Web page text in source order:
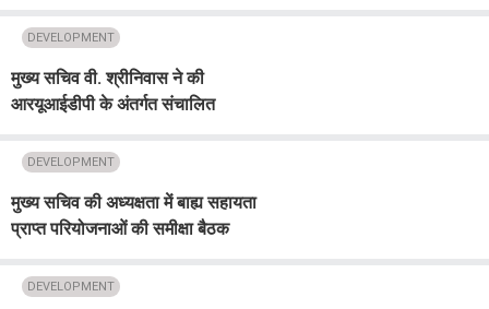
DEVELOPMENT
मुख्य सचिव वी. श्रीनिवास ने की
आरयूआईडीपी के अंतर्गत संचालित
DEVELOPMENT
मुख्य सचिव की अध्यक्षता में बाह्य सहायता
प्राप्त परियोजनाओं की समीक्षा बैठक
DEVELOPMENT